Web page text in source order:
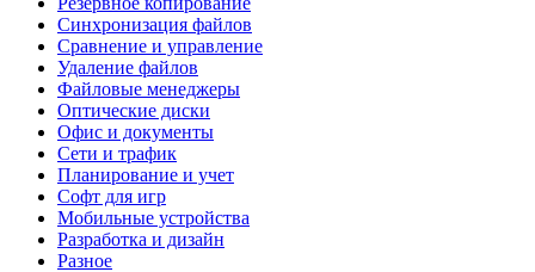
Синхронизация файлов
Сравнение и управление
Удаление файлов
Файловые менеджеры
Оптические диски
Офис и документы
Сети и трафик
Планирование и учет
Софт для игр
Мобильные устройства
Разработка и дизайн
Разное